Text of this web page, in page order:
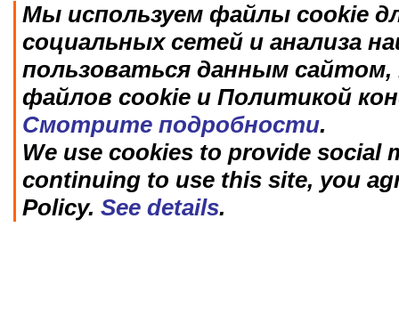
Мы используем файлы cookie
социальных сетей и анализа
пользоваться данным
файлов cookie и Политикой
Смотрите подробности.
We use cookies to provide social
continuing to use this site, you
Policy. See details.